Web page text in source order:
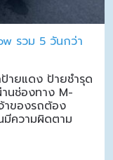
รวม 5 วันกว่า
ายแดง ป้ายชำรุด
นช่องทาง M-
าของรถต้อง
มีความผิดตาม